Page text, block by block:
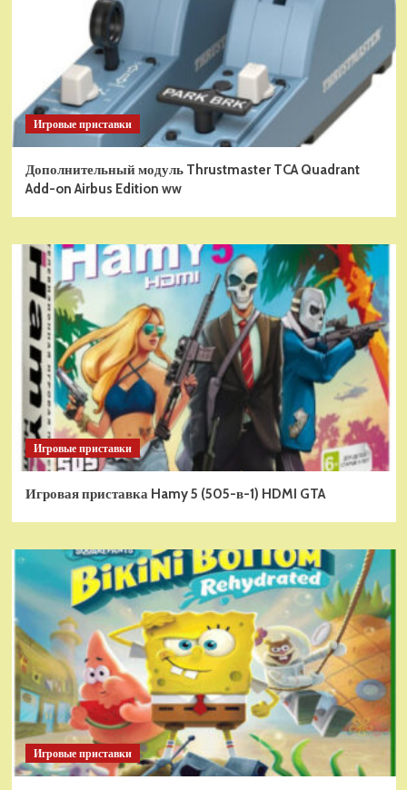
Игровые приставки
Дополнительный модуль Thrustmaster TCA Quadrant
Add-on Airbus Edition ww
Игровые приставки
Игровая приставка Hamy 5 (505-в-1) HDMI GTA
Игровые приставки